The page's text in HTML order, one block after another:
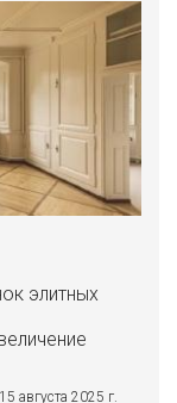
элитных
15 августа 2025 г.